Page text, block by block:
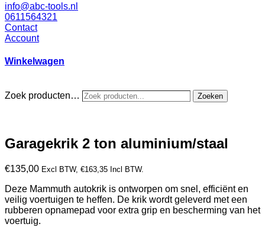
info@abc-tools.nl
0611564321
Contact
Account
Winkelwagen
Zoek producten… Zoeken
Garagekrik 2 ton aluminium/staal
€135,00 Excl BTW, €163,35 Incl BTW.
Deze Mammuth autokrik is ontworpen om snel, efficiënt en
veilig voertuigen te heffen. De krik wordt geleverd met een
rubberen opnamepad voor extra grip en bescherming van het
voertuig.